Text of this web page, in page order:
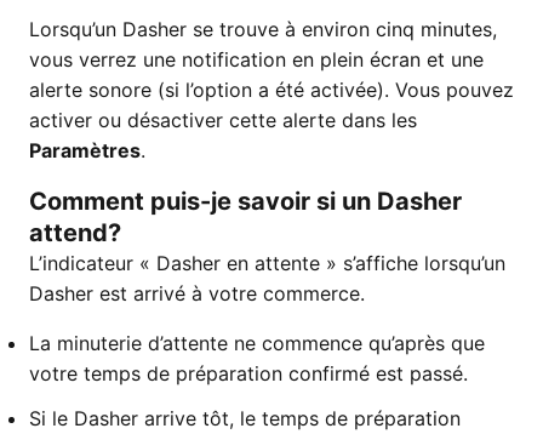
Lorsqu’un Dasher se trouve à environ cinq minutes,
vous verrez une notification en plein écran et une
alerte sonore (si l’option a été activée). Vous pouvez
activer ou désactiver cette alerte dans les
Paramètres.
Comment puis-je savoir si un Dasher
attend?
L’indicateur « Dasher en attente » s’affiche lorsqu’un
Dasher est arrivé à votre commerce.
La minuterie d’attente ne commence qu’après que
votre temps de préparation confirmé est passé.
Si le Dasher arrive tôt, le temps de préparation